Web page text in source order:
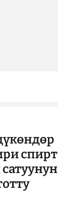
спирт